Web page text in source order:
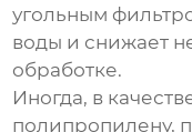
угольным
воды и снижает
обработке.
Иногда, в
полипропилену,